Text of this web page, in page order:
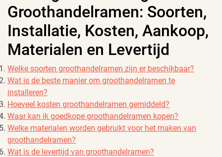
Groothandelramen: Soorten,
Installatie, Kosten, Aankoop,
Materialen en Levertijd
Welke soorten groothandelramen zijn er beschikbaar?
Wat is de beste manier om groothandelramen te
installeren?
Hoeveel kosten groothandelramen gemiddeld?
Waar kan ik goedkope groothandelramen kopen?
Welke materialen worden gebruikt voor het maken van
groothandelramen?
Wat is de levertijd van groothandelramen?